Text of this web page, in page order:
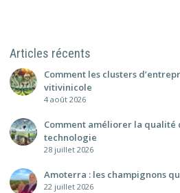
Articles récents
Comment les clusters
vitivinicole
4 août 2026
Comment améliorer la qualité
technologie
28 juillet 2026
Amoterra : les champignons
22 juillet 2026